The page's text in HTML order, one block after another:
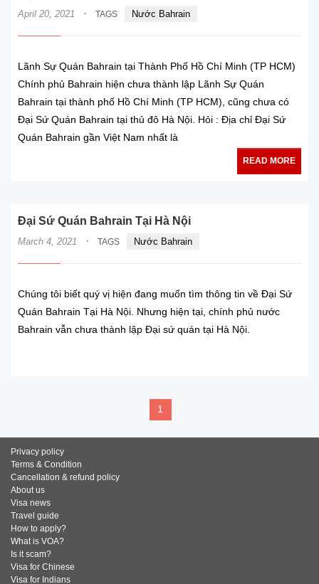
April 20, 2021 · TAGS Nước Bahrain
Lãnh Sự Quán Bahrain tại Thành Phố Hồ Chí Minh (TP HCM)
Chính phủ Bahrain hiện chưa thành lập Lãnh Sự Quán
Bahrain tại thành phố Hồ Chí Minh (TP HCM), cũng chưa có
Đại Sứ Quán Bahrain tại thủ đô Hà Nội. Hỏi : Địa chỉ Đại Sứ
Quán Bahrain gần Việt Nam nhất là
READ MORE
Đại Sứ Quán Bahrain Tại Hà Nội
March 4, 2021 · TAGS Nước Bahrain
Chúng tôi biết quý vị hiện đang muốn tìm thông tin về Đại Sứ
Quán Bahrain Tại Hà Nội. Nhưng hiện tại, chính phủ nước
Bahrain vẫn chưa thành lập Đại sứ quán tại Hà Nội.
1
Privacy policy
Terms & Condition
Cancellation & refund policy
About us
Visa news
Travel guide
How to apply?
What is VOA?
Is it scam?
Visa for Chinese
Visa for Indians